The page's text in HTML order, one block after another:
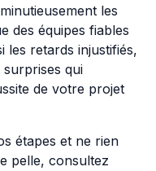
les
des équipes fiables
les retards injustifiés,
surprises qui
de votre projet
étapes et ne rien
pelle, consultez